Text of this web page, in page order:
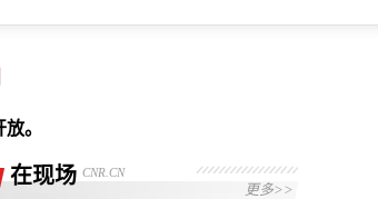
。
在现场 CNR.CN
更多>>